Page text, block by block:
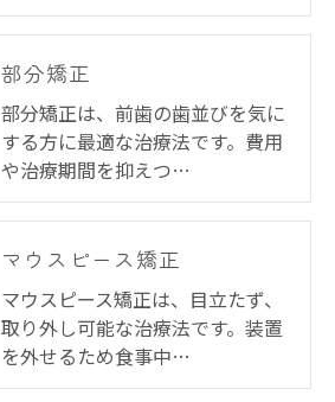
部分矯正
部分矯正は、前歯の歯並びを気に
する方に最適な治療法です。費用
や治療期間を抑えつ…
マウスピース矯正
マウスピース矯正は、目立たず、
取り外し可能な治療法です。装置
を外せるため食事中…